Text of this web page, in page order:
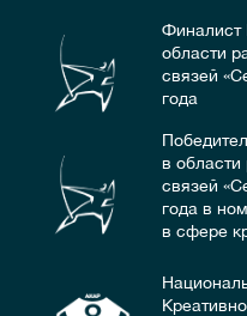
Финалист
области
связей
года
в
связей
года в
в сфере